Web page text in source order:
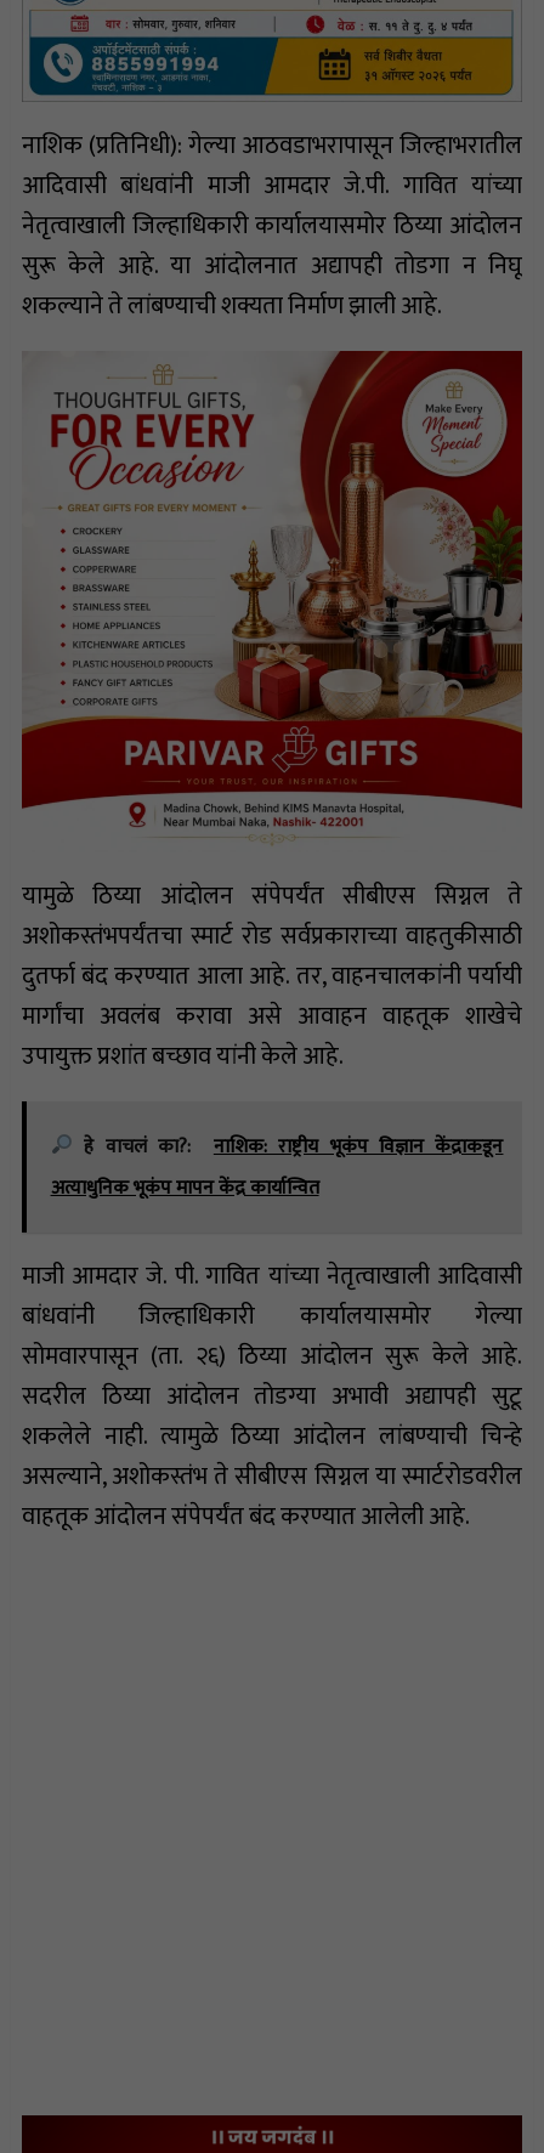
नाशिक (प्रतिनिधी): गेल्या आठवडाभरापासून जिल्हाभरातील
आदिवासी बांधवांनी माजी आमदार जे.पी. गावित यांच्या
नेतृत्वाखाली जिल्हाधिकारी कार्यालयासमोर ठिय्या आंदोलन
सुरू केले आहे. या आंदोलनात अद्यापही तोडगा न निघू
शकल्याने ते लांबण्याची शक्यता निर्माण झाली आहे.
यामुळे ठिय्या आंदोलन संपेपर्यंत सीबीएस सिग्नल ते
अशोकस्तंभपर्यंतचा स्मार्ट रोड सर्वप्रकाराच्या वाहतुकीसाठी
दुतर्फा बंद करण्यात आला आहे. तर, वाहनचालकांनी पर्यायी
मार्गांचा अवलंब करावा असे आवाहन वाहतूक शाखेचे
उपायुक्त प्रशांत बच्छाव यांनी केले आहे.
हे वाचलं का?:
नाशिक: राष्ट्रीय भूकंप विज्ञान केंद्राकडून
अत्याधुनिक भूकंप मापन केंद्र कार्यान्वित
माजी आमदार जे. पी. गावित यांच्या नेतृत्वाखाली आदिवासी
बांधवांनी जिल्हाधिकारी कार्यालयासमोर गेल्या
सोमवारपासून (ता. २६) ठिय्या आंदोलन सुरू केले आहे.
सदरील ठिय्या आंदोलन तोडग्या अभावी अद्यापही सुटू
शकलेले नाही. त्यामुळे ठिय्या आंदोलन लांबण्याची चिन्हे
असल्याने, अशोकस्तंभ ते सीबीएस सिग्नल या स्मार्टरोडवरील
वाहतूक आंदोलन संपेपर्यंत बंद करण्यात आलेली आहे.